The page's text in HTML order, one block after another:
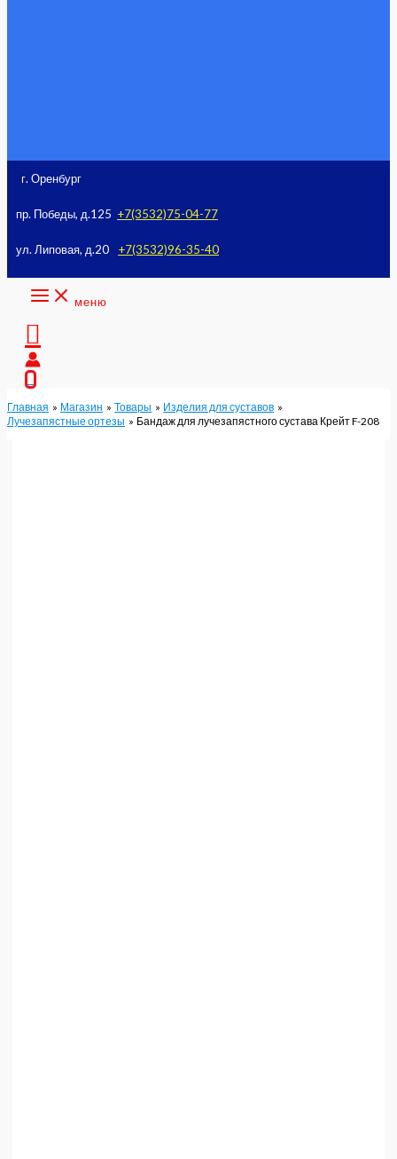
г. Оренбург
пр. Победы, д.125 +7(3532)75-04-77
ул. Липовая, д.20 +7(3532)96-35-40
меню
Поиск
Главная Магазин Товары
Изделия для суставов
Лучезапястные ортезы
Бандаж для лучезапястного сустава Крейт F-208